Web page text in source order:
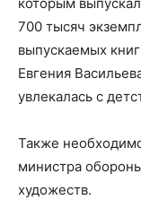
которым
700 тысяч
выпускаемых
Евгения
увлекалась с
Также
министра
художеств.